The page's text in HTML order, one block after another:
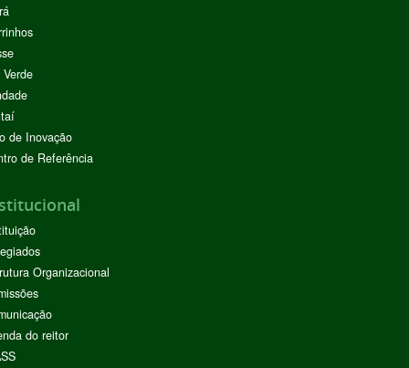
de Inovação
de Referência
Organizacional
do reitor